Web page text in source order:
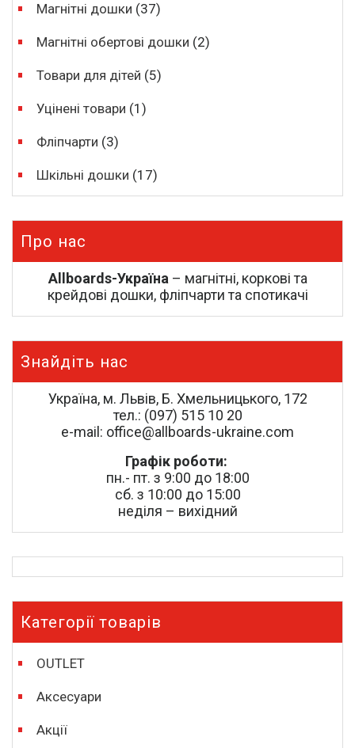
Магнітні дошки (37)
Магнітні обертові дошки (2)
Товари для дітей (5)
Уцінені товари (1)
Фліпчарти (3)
Шкільні дошки (17)
Про нас
Allboards-Україна – магнітні, коркові та
крейдові дошки, фліпчарти та спотикачі
Знайдіть нас
Україна, м. Львів, Б. Хмельницького, 172
тел.: (097) 515 10 20
e-mail: office@allboards-ukraine.com
Графік роботи:
пн.- пт. з 9:00 до 18:00
сб. з 10:00 до 15:00
неділя – вихідний
Категорії товарів
OUTLET
Аксесуари
Акції